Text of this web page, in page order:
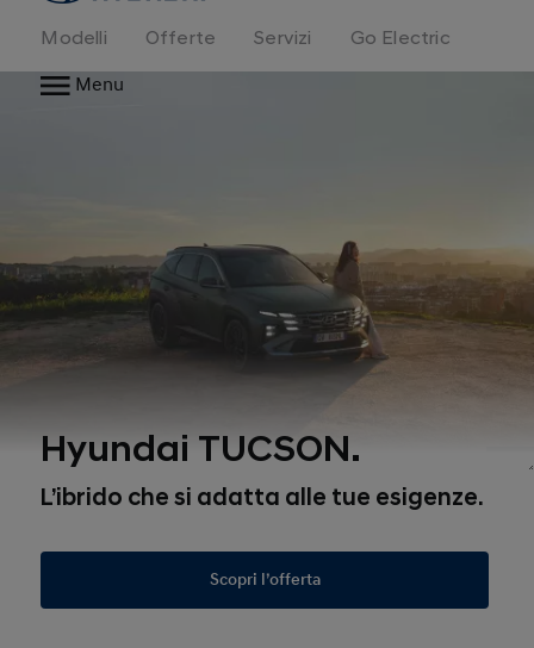
Modelli Offerte Servizi
Go Electric
Menu
Hyundai TUCSON.
L’ibrido che si adatta alle tue esigenze.
Scopri l’offerta